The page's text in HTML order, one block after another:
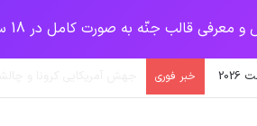
معرفی قالب جنّه به صورت کامل در 18 سرفصل
خبر فوری